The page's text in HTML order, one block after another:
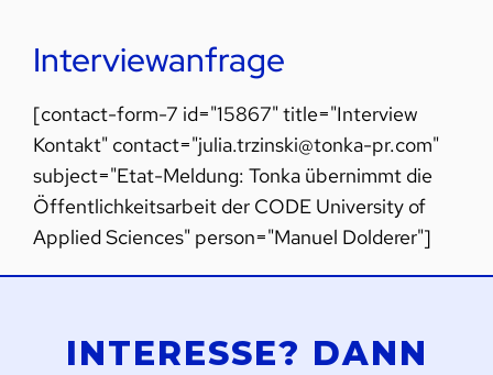
Interviewanfrage
[contact-form-7 id="15867" title="Interview
Kontakt" contact="julia.trzinski@tonka-pr.com"
subject="Etat-Meldung: Tonka übernimmt die
Öffentlichkeitsarbeit der CODE University of
Applied Sciences" person="Manuel Dolderer"]
INTERESSE? DANN